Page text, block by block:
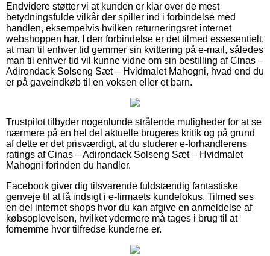
Endvidere støtter vi at kunden er klar over de mest
betydningsfulde vilkår der spiller ind i forbindelse med
handlen, eksempelvis hvilken returneringsret internet
webshoppen har. I den forbindelse er det tilmed essesentielt,
at man til enhver tid gemmer sin kvittering på e-mail, således
man til enhver tid vil kunne vidne om sin bestilling af Cinas –
Adirondack Solseng Sæt – Hvidmalet Mahogni, hvad end du
er på gaveindkøb til en voksen eller et barn.
Trustpilot tilbyder nogenlunde strålende muligheder for at se
nærmere på en hel del aktuelle brugeres kritik og på grund
af dette er det prisværdigt, at du studerer e-forhandlerens
ratings af Cinas – Adirondack Solseng Sæt – Hvidmalet
Mahogni forinden du handler.
Facebook giver dig tilsvarende fuldstændig fantastiske
genveje til at få indsigt i e-firmaets kundefokus. Tilmed ses
en del internet shops hvor du kan afgive en anmeldelse af
købsoplevelsen, hvilket ydermere må tages i brug til at
fornemme hvor tilfredse kunderne er.